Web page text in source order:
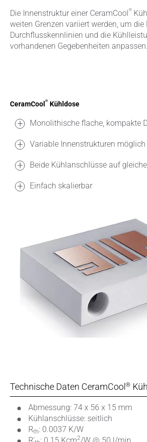
Die Innenstruktur einer CeramCool®
weiten Grenzen variiert werden, um die
Durchflusskennlinien und die
vorhandenen Gegebenheiten anpassen.
CeramCool ® Kühldose
Monolithische flache, kompakte
Variable Innenstrukturen möglich
Beide Kühlanschlüsse auf
Einfach skalierbar
Technische Daten CeramCool®
Abmessung: 74 x 56 x 15 mm
Kühlanschlüsse: seitlich
Rth: 0.0037 K/W
R'
: 0.15 Kcm2/W @ 50 l/min